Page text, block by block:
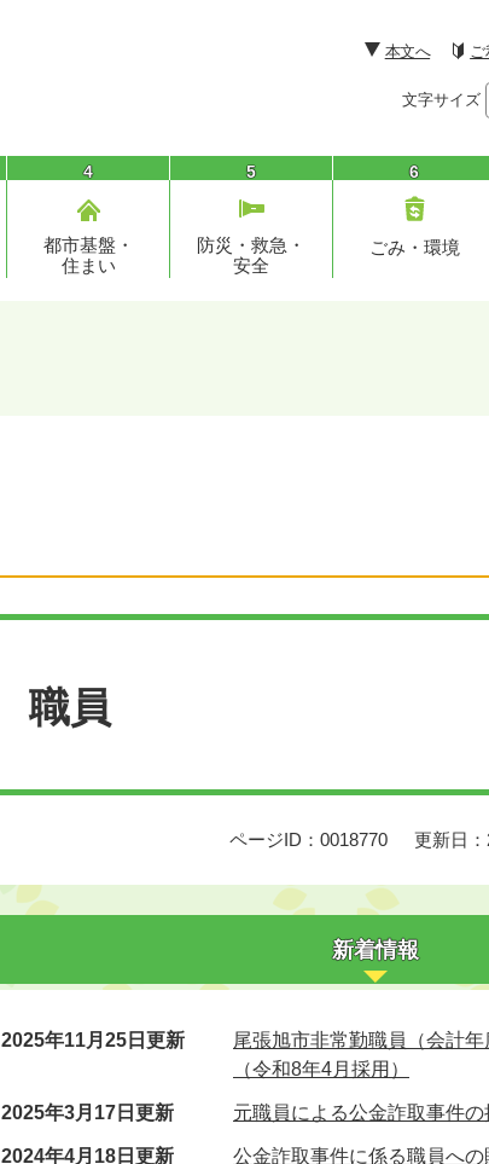
本文へ ご
文字サイズ
4
都市基盤・
住まい
5
防災・救急・
安全
6
ごみ・環境
職員
ページID：0018770 更新日
新着情報
2025年11月25日更新
尾張旭市非常勤職員（会計
（令和8年4月採用）
2025年3月17日更新 元職員による公金詐取事件
2024年4月18日更新 公金詐取事件に係る職員へ